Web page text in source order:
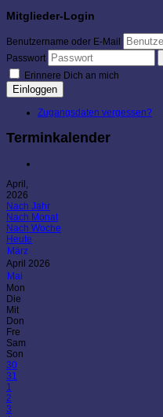
Mitglieder-Login
Benutzername oder E-Mail
Passwort
Erinnere Dich an mich
Einloggen
Zugangsdaten vergessen?
Terminkalender
April,
2026
Nach Jahr
Nach Monat
Nach Woche
Heute
März
April 2026
Mai
Mon
Die
Mit
Don
Fre
Sam
Son
30
31
1
2
3